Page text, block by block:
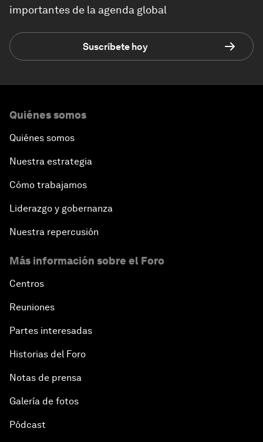
importantes de la agenda global
Suscríbete hoy
Quiénes somos
Quiénes somos
Nuestra estrategia
Cómo trabajamos
Liderazgo y gobernanza
Nuestra repercusión
Más información sobre el Foro
Centros
Reuniones
Partes interesadas
Historias del Foro
Notas de prensa
Galería de fotos
Pódcast